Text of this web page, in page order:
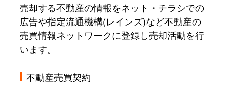
売却する不動産の情報をネット・チラシでの
広告や指定流通機構(レインズ)など不動産の
売買情報ネットワークに登録し売却活動を行
います。
不動産売買契約